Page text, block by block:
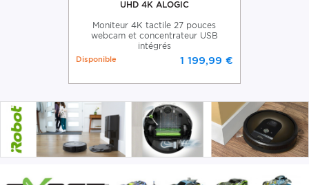
UHD 4K ALOGIC
Moniteur 4K tactile 27 pouces
webcam et concentrateur USB
intégrés
Disponible 1 199,99 €